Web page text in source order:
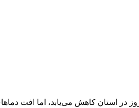
استان کاهش می‌یابد، اما افت